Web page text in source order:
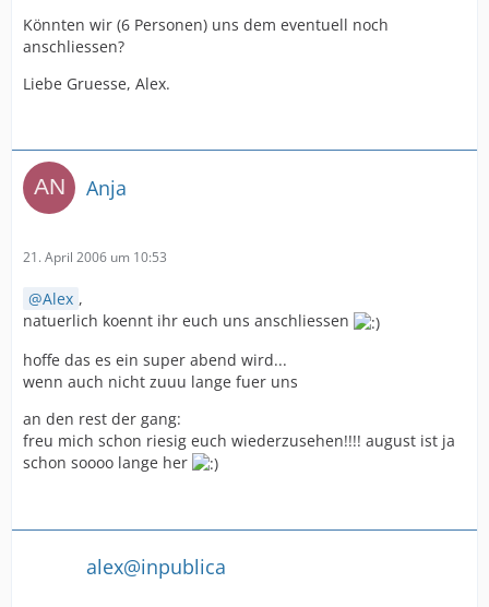
Könnten wir (6 Personen) uns dem eventuell noch
anschliessen?
Liebe Gruesse, Alex.
Anja
21. April 2006 um 10:53
Alex ,
natuerlich koennt ihr euch uns anschliessen
hoffe das es ein super abend wird...
wenn auch nicht zuuu lange fuer uns
an den rest der gang:
freu mich schon riesig euch wiederzusehen!!!! august ist ja
schon soooo lange her
alex@inpublica